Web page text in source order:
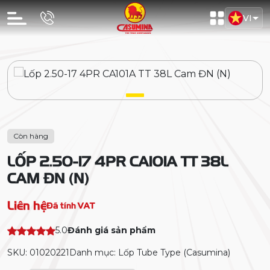
VI
Còn hàng
LỐP 2.50-17 4PR CA101A TT 38L
CAM ĐN (N)
Liên hệĐã tính VAT
5.0Đánh giá sản phẩm
SKU: 01020221 Danh mục: Lốp Tube Type (Casumina)